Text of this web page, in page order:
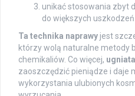
unikać stosowania zbyt
do większych uszkodzeń
Ta technika naprawy jest
którzy wolą naturalne metody
chemikaliów. Co więcej,
zaoszczędzić pieniądze i daje
wykorzystania ulubionych